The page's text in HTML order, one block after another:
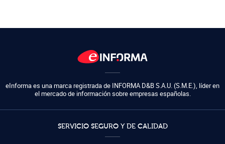
eInforma es una marca registrada de INFORMA D&B S.A.U. (S.M.E.), líder en
el mercado de información sobre empresas españolas.
SERVICIO SEGURO Y DE CALIDAD